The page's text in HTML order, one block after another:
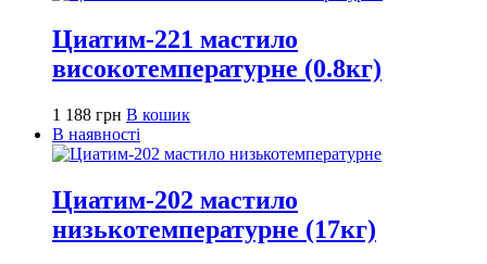
Циатим-221 мастило
високотемпературне (0.8кг)
1 188 грн В кошик
В наявності
Циатим-202 мастило
низькотемпературне (17кг)